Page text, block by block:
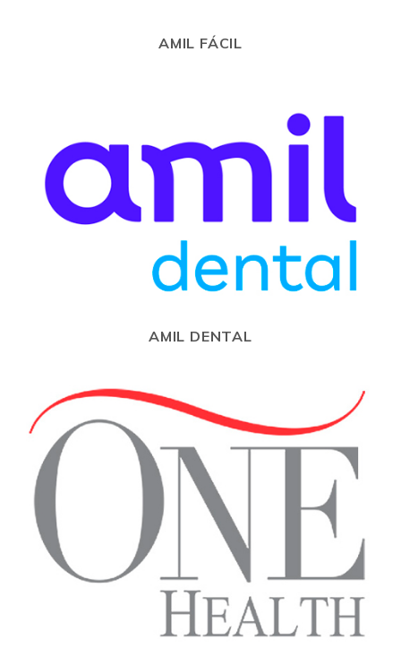
AMIL FÁCIL
AMIL DENTAL